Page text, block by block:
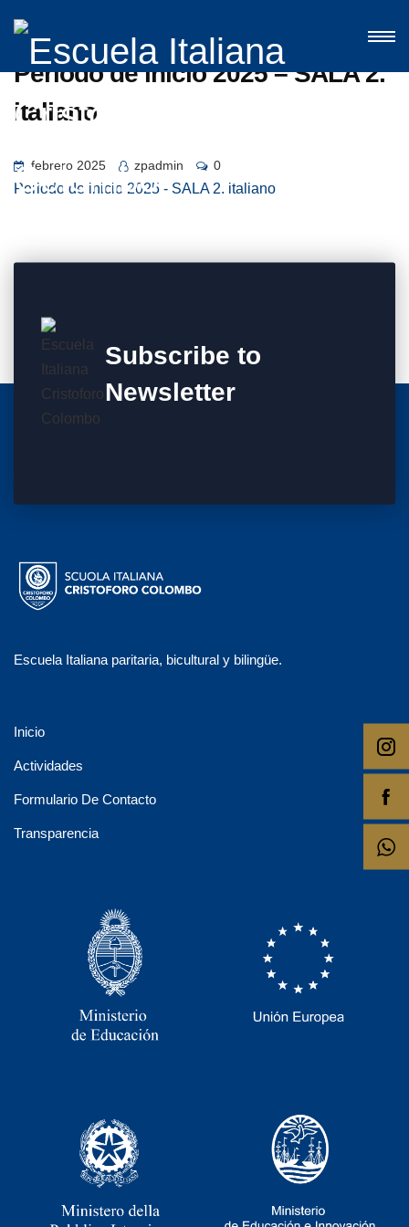
Periodo de inicio 2025 – SALA 2.
italiano
febrero 2025 zpadmin 0
Periodo de inicio 2025 - SALA 2. italiano
Subscribe to
Newsletter
Escuela Italiana paritaria, bicultural y bilingüe.
Inicio
Actividades
Formulario De Contacto
Transparencia